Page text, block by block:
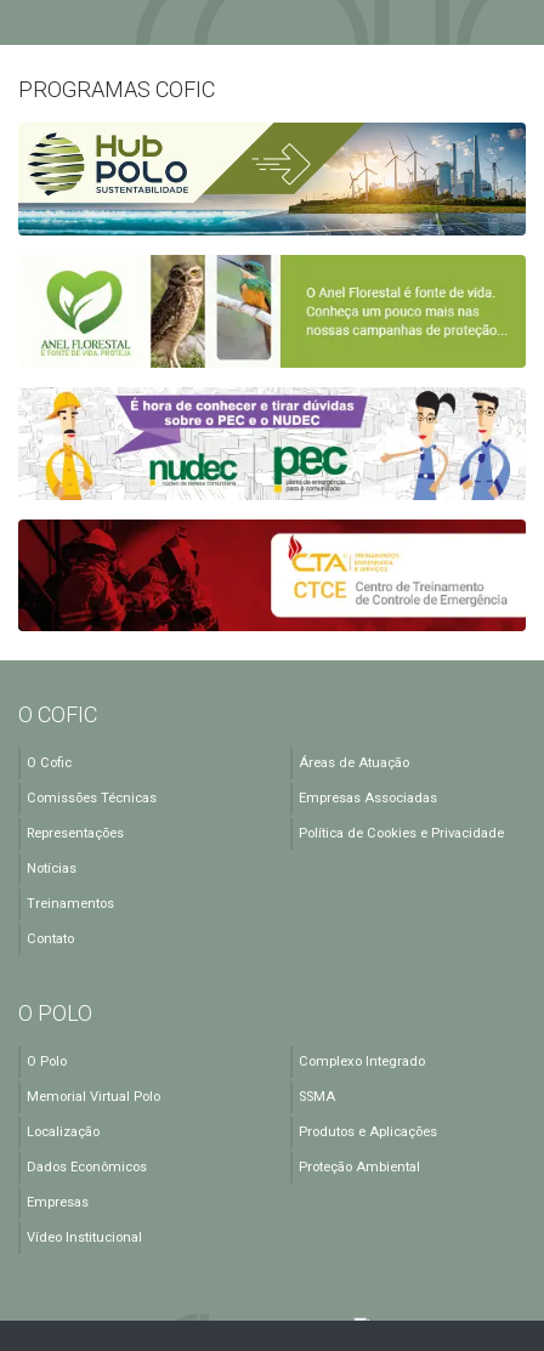
PROGRAMAS COFIC
O COFIC
O Cofic
Comissões Técnicas
Representações
Áreas de Atuação
Empresas Associadas
Política de Cookies e Privacidade
Notícias
Treinamentos
Contato
O POLO
O Polo
Memorial Virtual Polo
Localização
Dados Econômicos
Complexo Integrado
SSMA
Produtos e Aplicações
Proteção Ambiental
Empresas
Vídeo Institucional